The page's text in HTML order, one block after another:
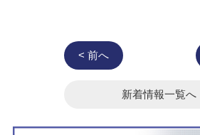
< 前へ
新着情報一覧へ